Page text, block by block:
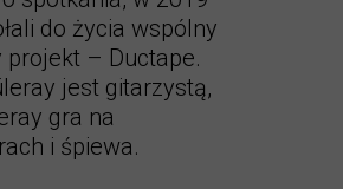
do życia wspólny
projekt – Ductape.
jest gitarzystą,
gra na
i śpiewa.